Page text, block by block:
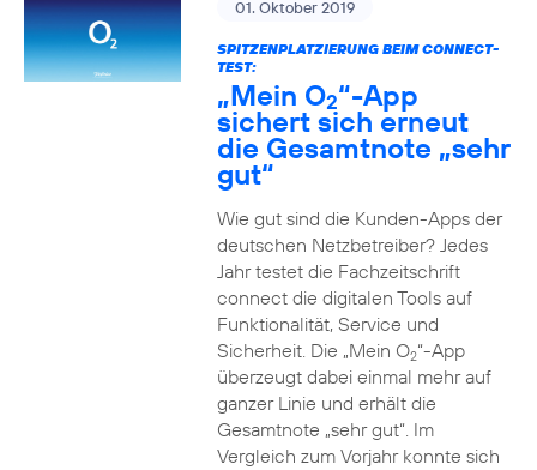
01. Oktober 2019
SPITZENPLATZIERUNG BEIM CONNECT-
TEST:
„Mein O2“-App
sichert sich erneut
die Gesamtnote „sehr
gut“
Wie gut sind die Kunden-Apps der
deutschen Netzbetreiber? Jedes
Jahr testet die Fachzeitschrift
connect die digitalen Tools auf
Funktionalität, Service und
Sicherheit. Die „Mein O2“-App
überzeugt dabei einmal mehr auf
ganzer Linie und erhält die
Gesamtnote „sehr gut“. Im
Vergleich zum Vorjahr konnte sich